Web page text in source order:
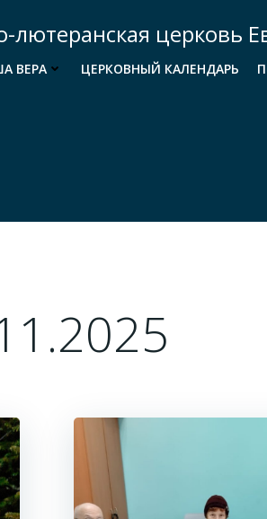
лютеранская церковь
ВЕРА ЦЕРКОВНЫЙ КАЛЕНДАРЬ